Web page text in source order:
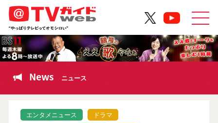
News ニュース
エンタメニュース ドラマ